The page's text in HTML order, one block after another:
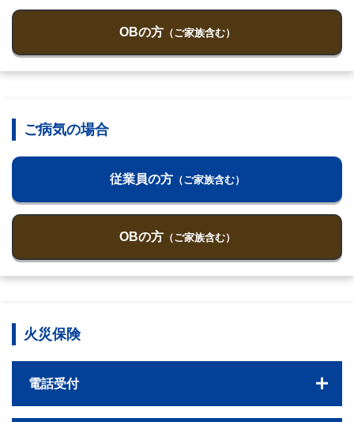
OBの方（ご家族含む）
ご病気の場合
従業員の方（ご家族含む）
OBの方（ご家族含む）
火災保険
電話受付